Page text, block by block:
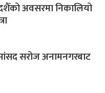
अवसरमा निकालियो
सरोज अनामनगरबाट